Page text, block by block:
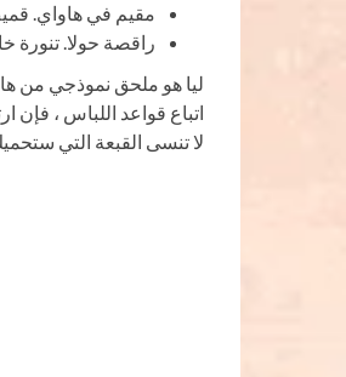
مقيم في هاواي.
راقصة حولا. تنورة
ليا هو ملحق نموذجي من
اتباع قواعد اللباس ،
لا تنسى القبعة التي